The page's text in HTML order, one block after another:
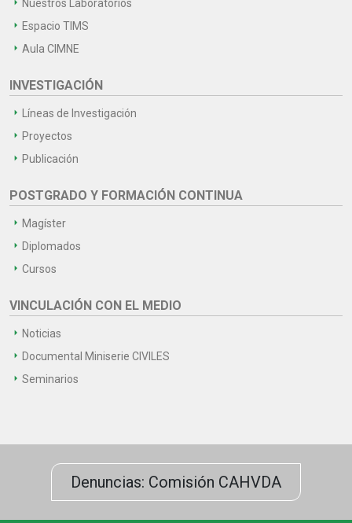
Nuestros Laboratorios
Espacio TIMS
Aula CIMNE
INVESTIGACIÓN
Líneas de Investigación
Proyectos
Publicación
POSTGRADO Y FORMACIÓN CONTINUA
Magíster
Diplomados
Cursos
VINCULACIÓN CON EL MEDIO
Noticias
Documental Miniserie CIVILES
Seminarios
Denuncias: Comisión CAHVDA